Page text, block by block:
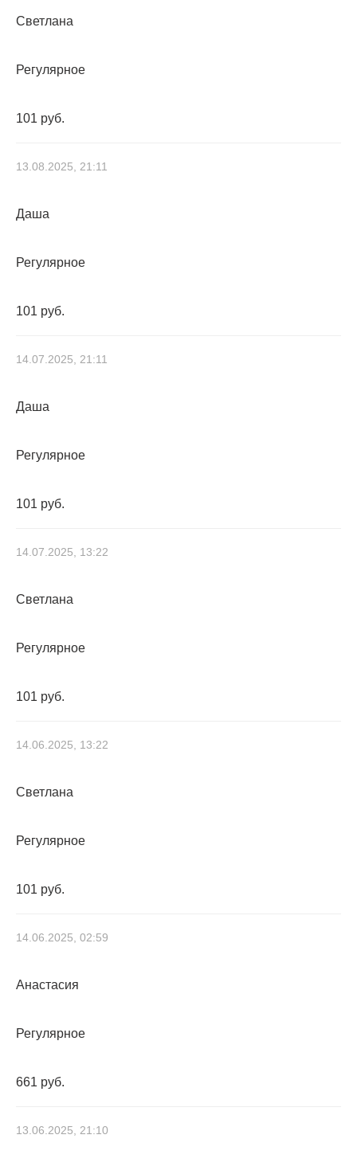
Светлана
Регулярное
101 руб.
13.08.2025, 21:11
Даша
Регулярное
101 руб.
14.07.2025, 21:11
Даша
Регулярное
101 руб.
14.07.2025, 13:22
Светлана
Регулярное
101 руб.
14.06.2025, 13:22
Светлана
Регулярное
101 руб.
14.06.2025, 02:59
Анастасия
Регулярное
661 руб.
13.06.2025, 21:10